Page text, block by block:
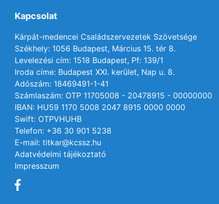
Kapcsolat
Kárpát-medencei Családszervezetek Szövetsége
Székhely: 1056 Budapest, Március 15. tér 8.
Levelezési cím: 1518 Budapest, Pf: 139/1
Iroda címe: Budapest XXI. kerület, Nap u. 8.
Adószám: 18469491-1-41
Számlaszám: OTP 11705008 - 20478915 - 00000000
IBAN: HU59 1170 5008 2047 8915 0000 0000
Swift: OTPVHUHB
Telefon: +36 30 901 5238
E-mail: titkar@kcssz.hu
Adatvédelmi tájékoztató
Impresszum